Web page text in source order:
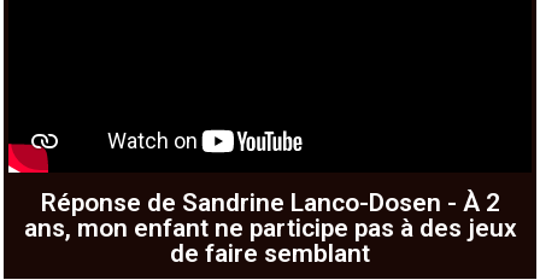
Réponse de Sandrine Lanco-Dosen - À 2
ans, mon enfant ne participe pas à des jeux
de faire semblant